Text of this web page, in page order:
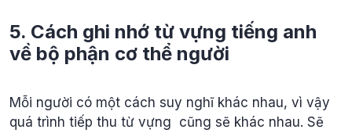
5. Cách ghi nhớ từ vựng tiếng anh
về bộ phận cơ thể người
Mỗi người có một cách suy nghĩ khác nhau, vì vậy
quá trình tiếp thu từ vựng cũng sẽ khác nhau. Sẽ